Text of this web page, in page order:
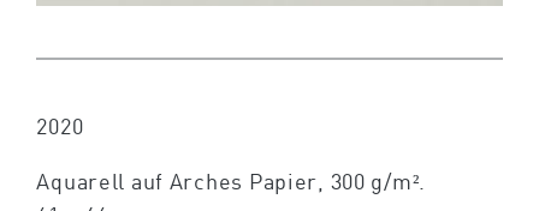
2020
Aquarell auf Arches Papier, 300 g/m².